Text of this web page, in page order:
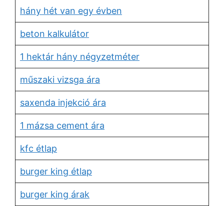
hány hét van egy évben
beton kalkulátor
1 hektár hány négyzetméter
műszaki vizsga ára
saxenda injekció ára
1 mázsa cement ára
kfc étlap
burger king étlap
burger king árak